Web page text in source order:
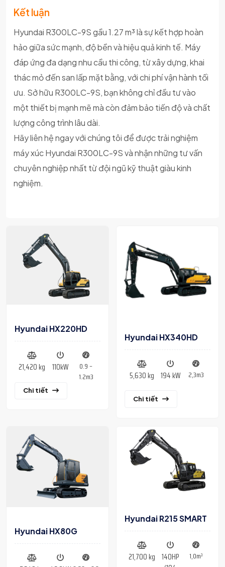
Kết luận
Hyundai R300LC-9S gầu 1.27 m³ là sự kết hợp hoàn
hảo giữa sức mạnh, độ bền và hiệu quả kinh tế. Máy
đáp ứng đa dạng nhu cầu thi công, từ xây dựng, khai
thác mỏ đến san lấp mặt bằng, với chi phí vận hành tối
ưu. Sở hữu R300LC-9S, bạn không chỉ đầu tư vào
một thiết bị mạnh mẽ mà còn đảm bảo tiến độ và chất
lượng công trình lâu dài.
Hãy liên hệ ngay với chúng tôi để được trải nghiệm
máy xúc Hyundai R300LC-9S và nhận những tư vấn
chuyên nghiệp nhất từ đội ngũ kỹ thuật giàu kinh
nghiệm.
Hyundai HX220HD
21,420 kg 110kW
0.9 –
1.2m3
Chi tiết
Hyundai HX340HD
5,630 kg 194 kW 2,3m3
Chi tiết
Hyundai HX80G
Hyundai R215 SMART
21,700 kg 140HP
1,0m³